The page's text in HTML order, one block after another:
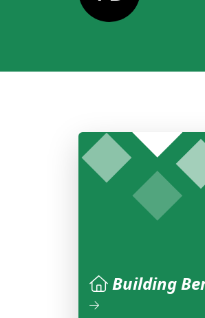
Building